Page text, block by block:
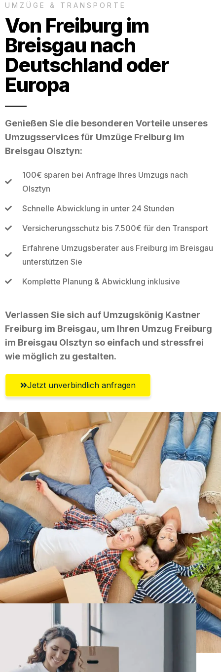
UMZÜGE & TRANSPORTE
Von Freiburg im
Breisgau nach
Deutschland oder
Europa
Genießen Sie die besonderen Vorteile unseres
Umzugsservices für Umzüge Freiburg im
Breisgau Olsztyn:
100€ sparen bei Anfrage Ihres Umzugs nach
Olsztyn
Schnelle Abwicklung in unter 24 Stunden
Versicherungsschutz bis 7.500€ für den Transport
Erfahrene Umzugsberater aus Freiburg im Breisgau
unterstützen Sie
Komplette Planung & Abwicklung inklusive
Verlassen Sie sich auf Umzugskönig Kastner
Freiburg im Breisgau, um Ihren Umzug Freiburg
im Breisgau Olsztyn so einfach und stressfrei
wie möglich zu gestalten.
Jetzt unverbindlich anfragen